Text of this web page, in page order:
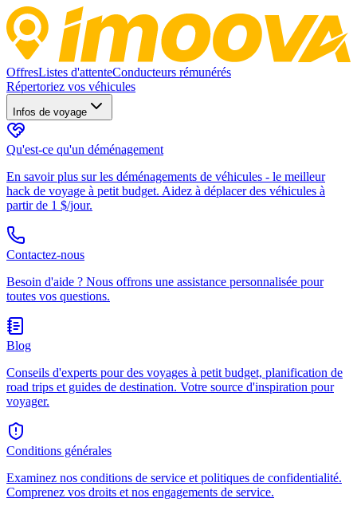
OffresListes d'attenteConducteurs rémunérés
Répertoriez vos véhicules
Infos de voyage
Qu'est-ce qu'un déménagement
En savoir plus sur les déménagements de véhicules - le meilleur
hack de voyage à petit budget. Aidez à déplacer des véhicules à
partir de 1 $/jour.
Contactez-nous
Besoin d'aide ? Nous offrons une assistance personnalisée pour
toutes vos questions.
Blog
Conseils d'experts pour des voyages à petit budget, planification de
road trips et guides de destination. Votre source d'inspiration pour
voyager.
Conditions générales
Examinez nos conditions de service et politiques de confidentialité.
Comprenez vos droits et nos engagements de service.